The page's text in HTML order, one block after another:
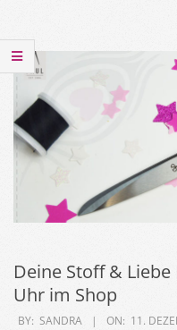
Deine Stoff &
Uhr im Shop
2020-
BY: SANDRA ON: 11.